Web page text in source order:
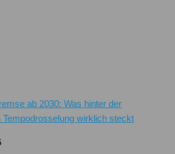
ab 2030: Was hinter der
Tempodrosselung wirklich steckt